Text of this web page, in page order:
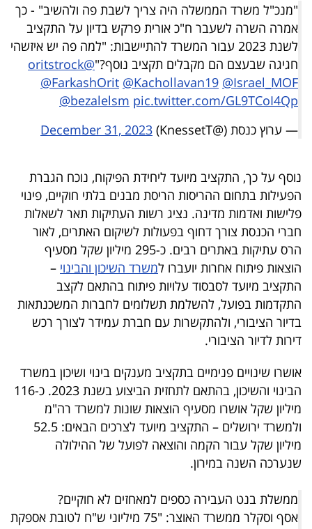
"מנכ"ל משרד הממשלה היה צריך לשבת פה ולהשיב" - כך
אמרה השרה לשעבר ח"כ אורית פרקש בדיון על התקציב
לשנת 2023 עבור המשרד להתיישבות: "למה פה יש איזשהי
חגיגה שבעצם הם מקבלים תקציב נוסף?"@oritstrock
@FarkashOrit @Kachollavan19 @Israel_MOF
@bezalelsm pic.twitter.com/GL9TCoI4Qp
— ערוץ כנסת (@KnessetT)
December 31, 2023
נוסף על כך, התקציב מיועד ליחידת הפיקוח, נוכח הגברת
הפעילות בתחום ההריסות הריסת מבנים בלתי חוקיים, פינוי
פלישות ואדמות מדינה. נציג רשות העתיקות תאר לשאלות
חברי הכנסת צורך דחוף בפעולות לשיקום האתרים, לאור
הרס עתיקות באתרים רבים. כ-295 מיליון שקל מסעיף
הוצאות פיתוח אחרות יועברו למשרד השיכון והבינוי –
התקציב מיועד לסבסוד עלויות פיתוח בהתאם לקצב
התקדמות בפועל, להשלמת תשלומים לחברות המשכנתאות
בדיור הציבורי, ולהתקשרות עם חברת עמידר לצורך רכש
דירות לדיור הציבורי.
אושרו שינויים פנימיים בתקציב מענקים בינוי ושיכון במשרד
הבינוי והשיכון, בהתאם לתחזית הביצוע בשנת 2023. כ-116
מיליון שקל אושרו מסעיף הוצאות שונות למשרד רה"מ
ולמשרד ירושלים – התקציב מיועד לצרכים הבאים: 52.5
מיליון שקל עבור הקמה והוצאה לפועל של ההילולה
שנערכה השנה במירון.
ממשלת בנט העבירה כספים למאחזים לא חוקיים?
אסף וסקלר ממשרד האוצר: "75 מיליוני ש"ח לטובת אספקת